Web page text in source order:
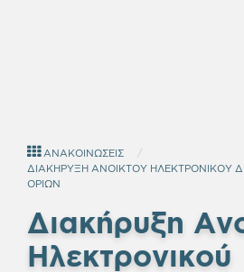
ΑΝΑΚΟΙΝΩΣΕΙΣ
ΔΙΑΚΗΡΥΞΗ ΑΝΟΙΚΤΟΥ ΗΛΕΚΤΡΟΝΙΚΟΥ
ΟΡΙΩΝ
Διακήρυξη
Ηλεκτρονικού